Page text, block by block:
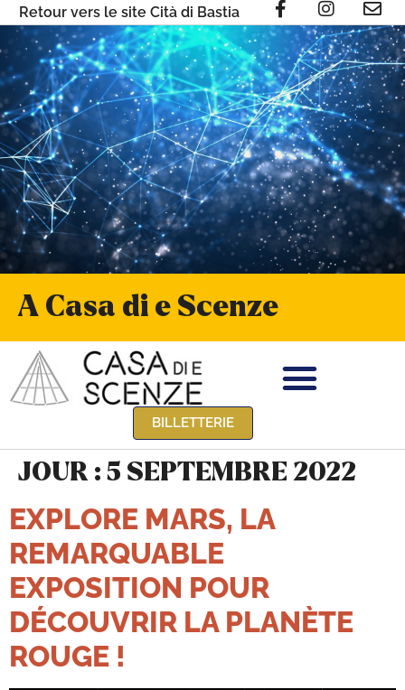
Retour vers le site Cità di Bastia
A Casa di e Scenze
BILLETTERIE
JOUR : 5 SEPTEMBRE 2022
EXPLORE MARS, LA
REMARQUABLE
EXPOSITION POUR
DÉCOUVRIR LA PLANÈTE
ROUGE !